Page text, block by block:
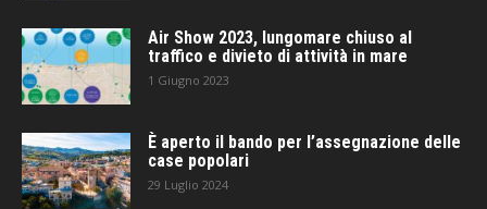
Air Show 2023, lungomare chiuso al
traffico e divieto di attività in mare
1 Giugno 2023
È aperto il bando per l’assegnazione delle
case popolari
29 Luglio 2024